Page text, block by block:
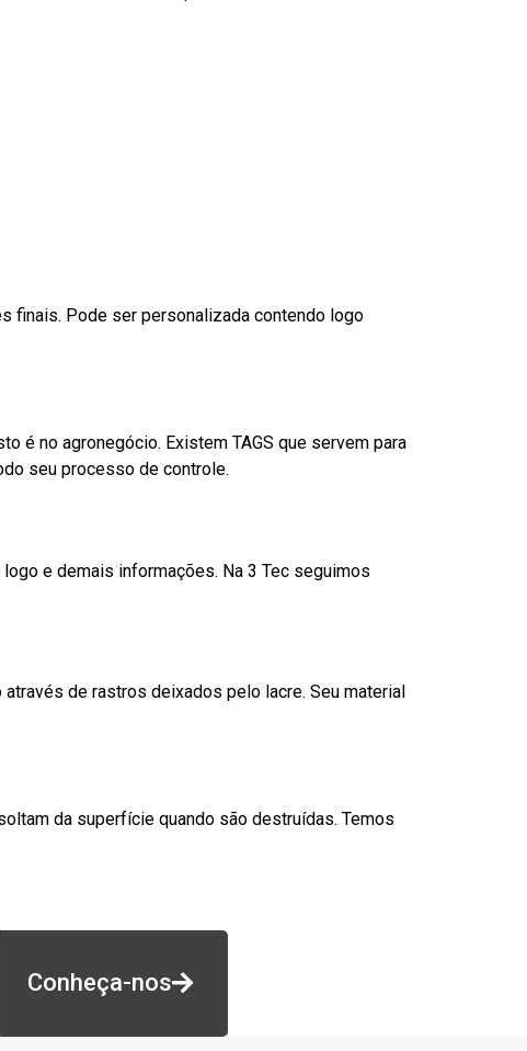
finais. Pode ser personalizada contendo logo
é no agronegócio. Existem TAGS que servem para
seu processo de controle.
e demais informações. Na 3 Tec seguimos
de rastros deixados pelo lacre. Seu material
da superfície quando são destruídas. Temos
Conheça-nos